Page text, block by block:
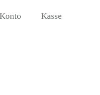
Kasse